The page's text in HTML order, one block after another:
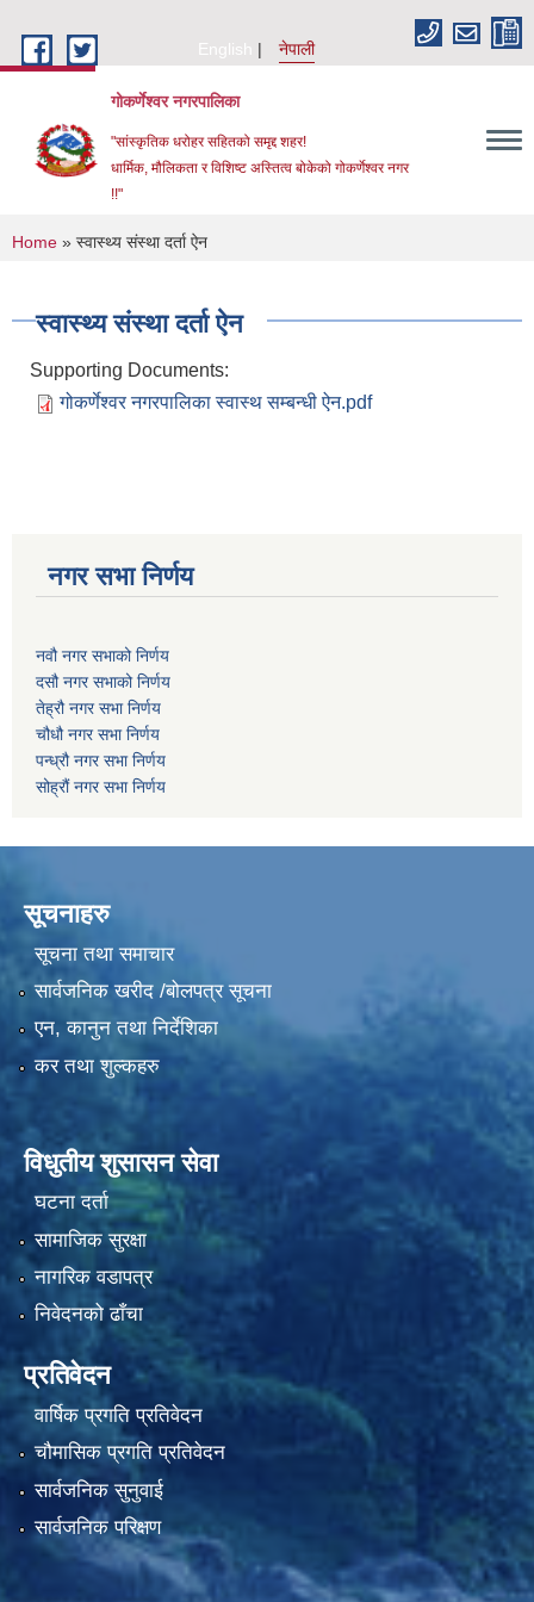
English
नेपाली
गोकर्णेश्वर नगरपालिका
"सांस्कृतिक धरोहर सहितको समृद्द शहर!
धार्मिक, मौलिकता र विशिष्ट अस्तित्व बोकेको गोकर्णेश्वर नगर
!!"
You are here
Home » स्वास्थ्य संस्था दर्ता ऐन
स्वास्थ्य संस्था दर्ता ऐन
Supporting Documents:
गोकर्णेश्वर नगरपालिका स्वास्थ सम्बन्धी ऐन.pdf
नगर सभा निर्णय
नवौ नगर सभाको निर्णय
दसौ नगर सभाको निर्णय
तेह्रौ नगर सभा निर्णय
चौधौ नगर सभा निर्णय
पन्ध्रौ नगर सभा निर्णय
सोह्रौं नगर सभा निर्णय
सूचनाहरु
सूचना तथा समाचार
सार्वजनिक खरीद /बोलपत्र सूचना
एन, कानुन तथा निर्देशिका
कर तथा शुल्कहरु
विधुतीय शुसासन सेवा
घटना दर्ता
सामाजिक सुरक्षा
नागरिक वडापत्र
निवेदनको ढाँचा
प्रतिवेदन
वार्षिक प्रगति प्रतिवेदन
चौमासिक प्रगति प्रतिवेदन
सार्वजनिक सुनुवाई
सार्वजनिक परिक्षण